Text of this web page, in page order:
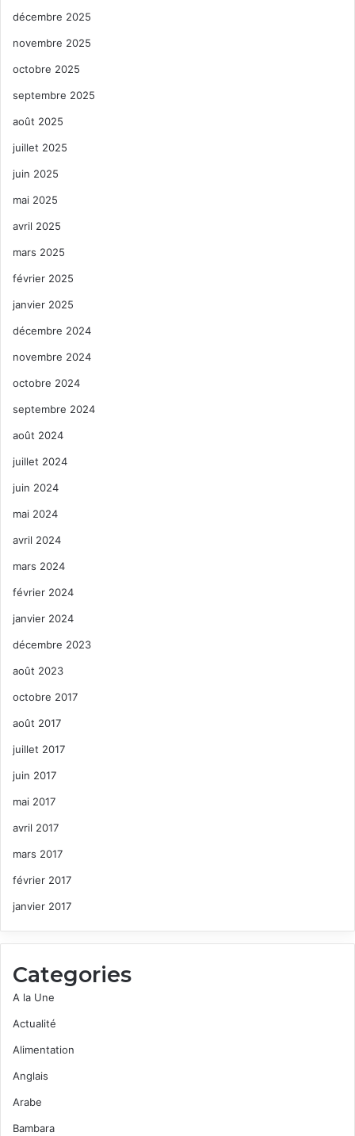
décembre 2025
novembre 2025
octobre 2025
septembre 2025
août 2025
juillet 2025
juin 2025
mai 2025
avril 2025
mars 2025
février 2025
janvier 2025
décembre 2024
novembre 2024
octobre 2024
septembre 2024
août 2024
juillet 2024
juin 2024
mai 2024
avril 2024
mars 2024
février 2024
janvier 2024
décembre 2023
août 2023
octobre 2017
août 2017
juillet 2017
juin 2017
mai 2017
avril 2017
mars 2017
février 2017
janvier 2017
Categories
A la Une
Actualité
Alimentation
Anglais
Arabe
Bambara